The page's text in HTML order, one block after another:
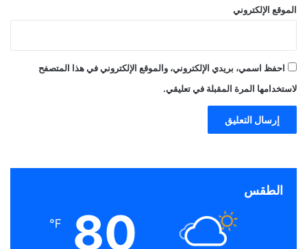
الموقع الإلكتروني
احفظ اسمي، بريدي الإلكتروني، والموقع الإلكتروني في هذا المتصفح
لاستخدامها المرة المقبلة في تعليقي.
الطقس
80
℉